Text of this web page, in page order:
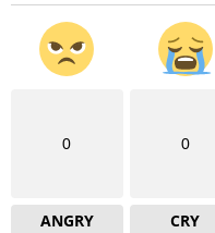
0
ANGRY
0
CRY